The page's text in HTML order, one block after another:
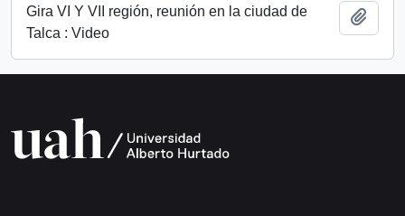
Gira VI Y VII región, reunión en la ciudad de
Talca : Video